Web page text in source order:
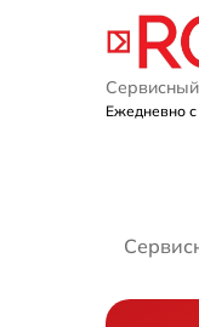
Ежедневно